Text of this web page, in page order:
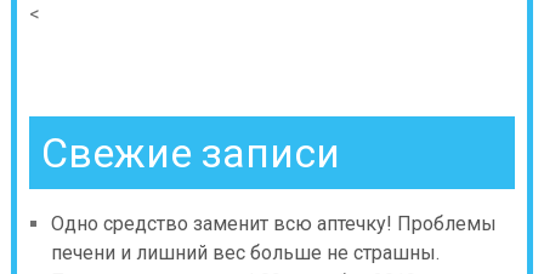
<
Свежие записи
Одно средство заменит всю аптечку! Проблемы
печени и лишний вес больше не страшны.